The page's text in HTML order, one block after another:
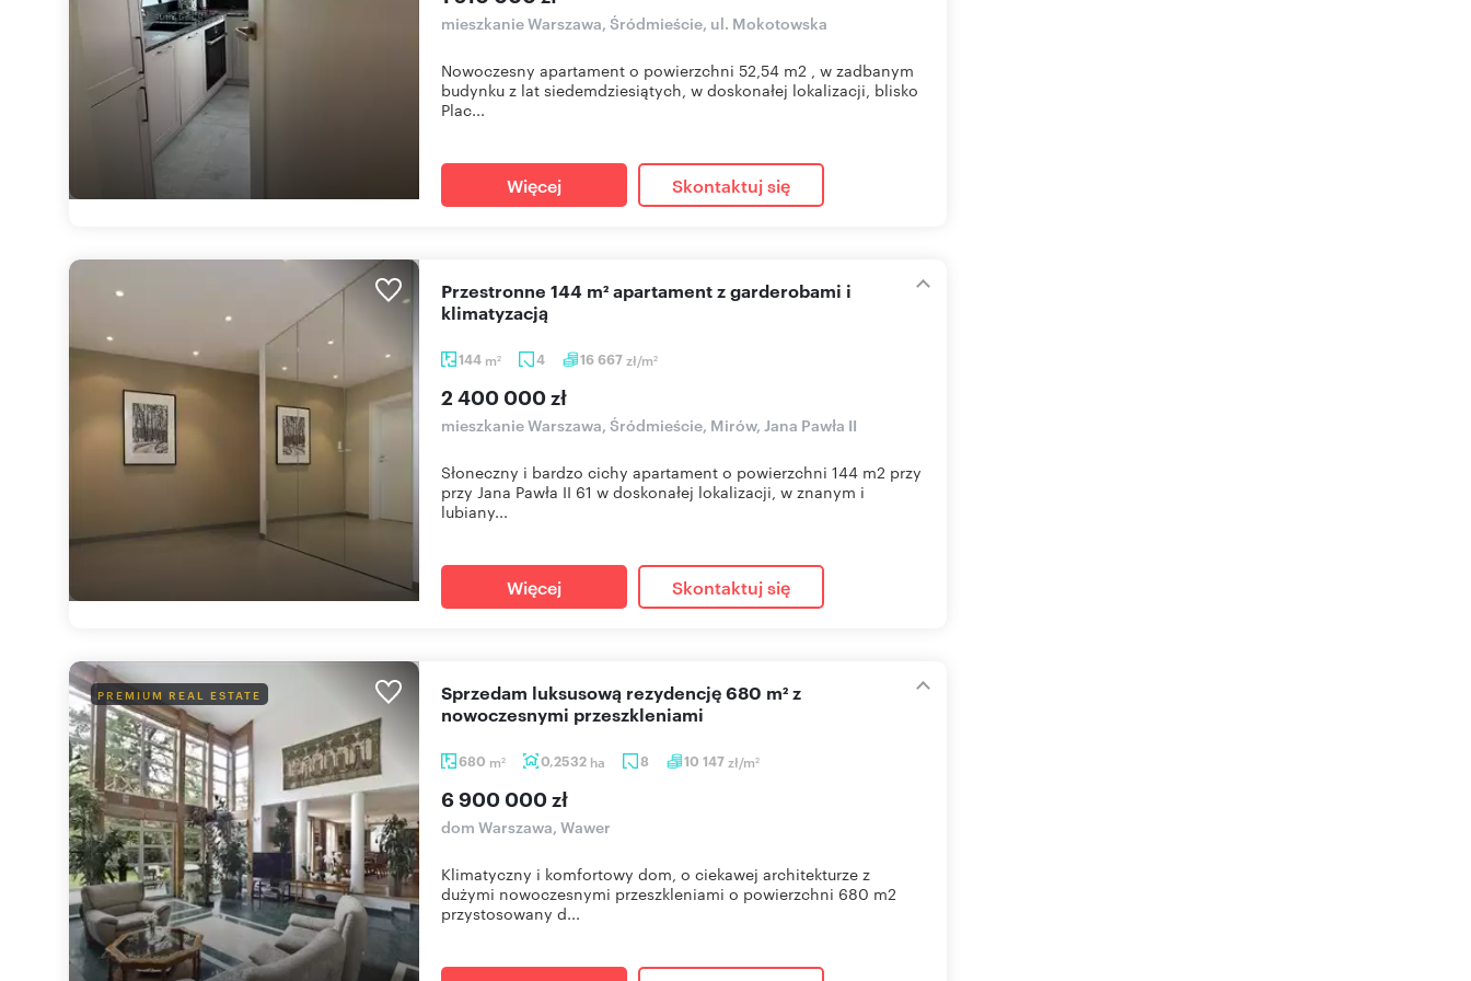
mieszkanie Warszawa, Śródmieście, ul. Mokotowska
Nowoczesny apartament o powierzchni 52,54 m2 , w zadbanym
budynku z lat siedemdziesiątych, w doskonałej lokalizacji, blisko
Plac...
Więcej Skontaktuj się
144 m2 4 16 667zł/m2
Przestronne 144 m² apartament z garderobami i
klimatyzacją
2 400 000 zł
mieszkanie Warszawa, Śródmieście, Mirów, Jana Pawła II
Słoneczny i bardzo cichy apartament o powierzchni 144 m2 przy
przy Jana Pawła II 61 w doskonałej lokalizacji, w znanym i
lubiany...
Więcej Skontaktuj się
PREMIUM REAL ESTATE
680 m2 0,2532 ha 8 10 147zł/m2
Sprzedam luksusową rezydencję 680 m² z
nowoczesnymi przeszkleniami
6 900 000 zł
dom Warszawa, Wawer
Klimatyczny i komfortowy dom, o ciekawej architekturze z
dużymi nowoczesnymi przeszkleniami o powierzchni 680 m2
przystosowany d...